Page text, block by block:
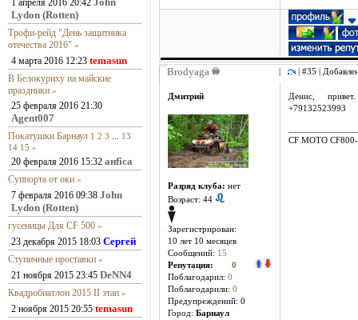
1 апреля 2016 20:42
Lydon (Rotten)
Трофи-рейд "День защитника
отечества 2016" »
4 марта 2016 12:23 temasun
В Белокуриху на майские
праздники »
25 февраля 2016 21:30
Agent007
Покатушки Барнаул 1 2 3
13
14 15 »
20 февраля 2016 15:32 анfiса
Суппорта от оки »
7 февраля 2016 09:38 John
Lydon (Rotten)
гусеницы Для CF 500 »
23 декабря 2015 18:03 Сергей
Ступичные проставки »
21 ноября 2015 23:45 DeNN4
Квадробиатлон 2015 II этап »
2 ноября 2015 20:55 temasun
Brodyaga | #35 |
Дмитрий
Разряд клуба: нет
Возраст: 44
Зарегистрирован:
10 лет 10 месяцев
Сообщений: 15
Репутация: 0
Поблагодарил: 0
Поблагодарили: 0
Предупреждений: 0
Город: Барнаул
Денис,
+79132523993
CF MOTO